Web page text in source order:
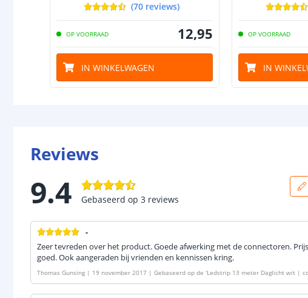
(70 reviews)
OP VOORRAAD 12,95
IN WINKELWAGEN
OP VOORRAAD
IN
Reviews
9.4 Gebaseerd op 3 reviews
-
Zeer tevreden over het product. Goede afwerking met de connectoren.
goed. Ook aangeraden bij vrienden en kennissen kring.
Thomas Gunsing | 19 november 2017 | Gebaseerd op de 'Ledstrip 13 meter Daglicht wit |
mium 120 SMD leds p/m'